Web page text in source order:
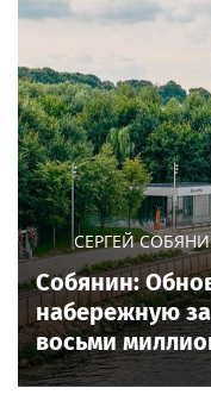
СЕРГЕЙ
Собянин:
набережную
восьми